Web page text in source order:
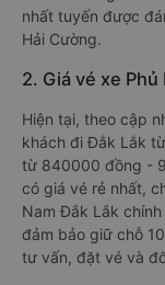
nhất tuyến được
Hải Cường.
2. Giá vé xe
Hiện tại, theo cập
khách đi Đắk Lắk
từ 840000 đồng -
có giá vé rẻ nhất,
Nam Đắk Lắk
đảm bảo giữ chỗ
tư vấn, đặt vé và